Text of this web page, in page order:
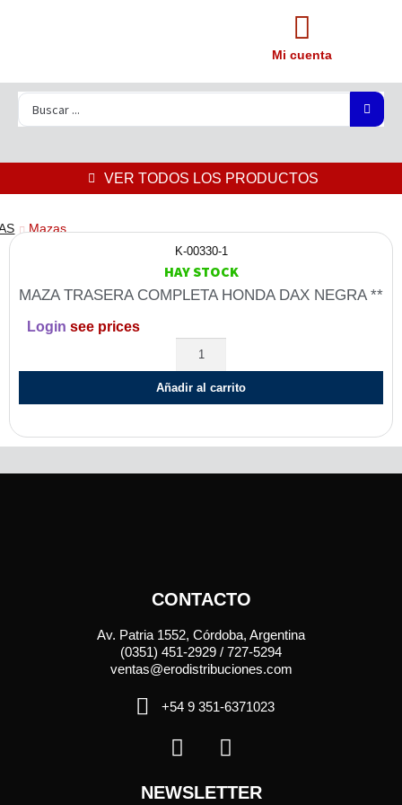
Mi cuenta
VER TODOS LOS PRODUCTOS
Mazas
K-00330-1
HAY STOCK
MAZA TRASERA COMPLETA HONDA DAX NEGRA **
Login see prices
Añadir al carrito
CONTACTO
Av. Patria 1552, Córdoba, Argentina
(0351) 451-2929 / 727-5294
ventas@erodistribuciones.com
+54 9 351-6371023
NEWSLETTER